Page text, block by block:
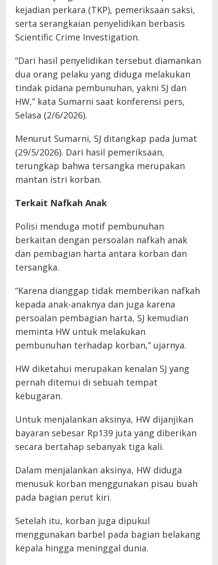
kejadian perkara (TKP), pemeriksaan saksi,
serta serangkaian penyelidikan berbasis
Scientific Crime Investigation.
“Dari hasil penyelidikan tersebut diamankan
dua orang pelaku yang diduga melakukan
tindak pidana pembunuhan, yakni SJ dan
HW,” kata Sumarni saat konferensi pers,
Selasa (2/6/2026).
Menurut Sumarni, SJ ditangkap pada Jumat
(29/5/2026). Dari hasil pemeriksaan,
terungkap bahwa tersangka merupakan
mantan istri korban.
Terkait Nafkah Anak
Polisi menduga motif pembunuhan
berkaitan dengan persoalan nafkah anak
dan pembagian harta antara korban dan
tersangka.
“Karena dianggap tidak memberikan nafkah
kepada anak-anaknya dan juga karena
persoalan pembagian harta, SJ kemudian
meminta HW untuk melakukan
pembunuhan terhadap korban,” ujarnya.
HW diketahui merupakan kenalan SJ yang
pernah ditemui di sebuah tempat
kebugaran.
Untuk menjalankan aksinya, HW dijanjikan
bayaran sebesar Rp139 juta yang diberikan
secara bertahap sebanyak tiga kali.
Dalam menjalankan aksinya, HW diduga
menusuk korban menggunakan pisau buah
pada bagian perut kiri.
Setelah itu, korban juga dipukul
menggunakan barbel pada bagian belakang
kepala hingga meninggal dunia.